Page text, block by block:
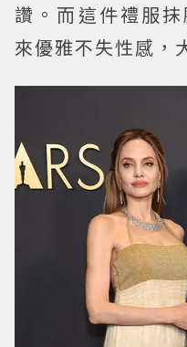
讚。而這件禮服
來優雅不失性感，